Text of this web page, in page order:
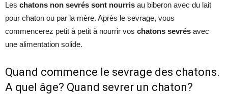
Les chatons non sevrés sont nourris au biberon avec du lait
pour chaton ou par la mère. Après le sevrage, vous
commencerez petit à petit à nourrir vos chatons sevrés avec
une alimentation solide.
Quand commence le sevrage des chatons.
A quel âge? Quand sevrer un chaton?